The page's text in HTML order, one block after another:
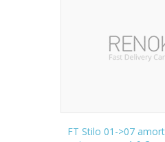
FT Stilo 01->07